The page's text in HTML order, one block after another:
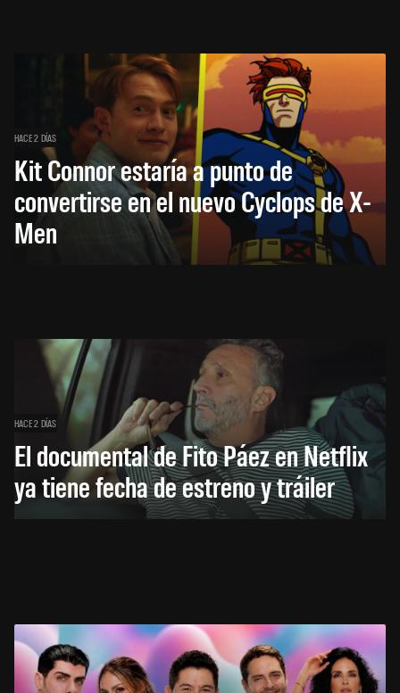
HACE 2 DÍAS
Kit Connor estaría a punto de
convertirse en el nuevo Cyclops de X-
Men
HACE 2 DÍAS
El documental de Fito Páez en Netflix
ya tiene fecha de estreno y tráiler